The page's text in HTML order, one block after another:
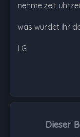
nehme zeit
was würdet ihr
LG
Dieser